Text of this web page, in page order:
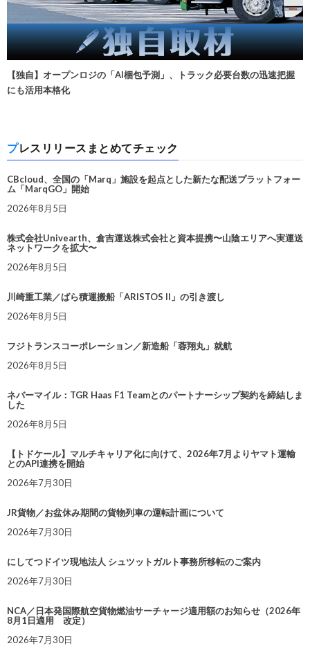
【独自】オープンロジの「AI梱包予測」、トラック必要台数の迅速把握
にも活用本格化
プレスリリースまとめてチェック
CBcloud、全国の「Marq」施設を起点とした新たな配送プラットフォー
ム「MarqGO」開始
2026年8月5日
株式会社Univearth、倉吉運送株式会社と資本提携〜山陰エリアへ実運送
ネットワークを拡大〜
2026年8月5日
川崎重工業／ばら積運搬船「ARISTOS II」の引き渡し
2026年8月5日
フジトランスコーポレーション／新造船「蓉翔丸」就航
2026年8月5日
ネバーマイル：TGR Haas F1 Teamとのパートナーシップ契約を締結しま
した
2026年8月5日
【トドケール】マルチキャリア化に向けて、2026年7月よりヤマト運輸
とのAPI連携を開始
2026年7月30日
JR貨物／お盆休み期間の貨物列車の運転計画について
2026年7月30日
にしてつドイツ現地法人 シュツットガルト事務所移転のご案内
2026年7月30日
NCA／日本発国際航空貨物燃油サーチャージ適用額のお知らせ（2026年
8月1日適用 改定）
2026年7月30日